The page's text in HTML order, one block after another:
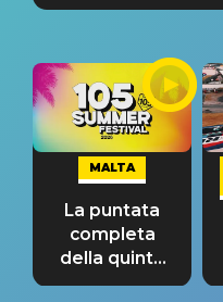
MALTA
La puntata
completa
della quinta
tappa